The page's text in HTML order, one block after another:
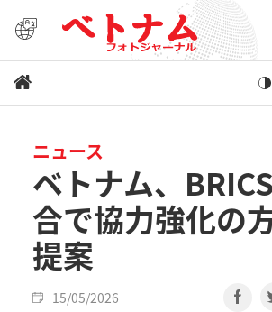
ニュース
ベトナム、
合で協力強化の
提案
15/05/2026